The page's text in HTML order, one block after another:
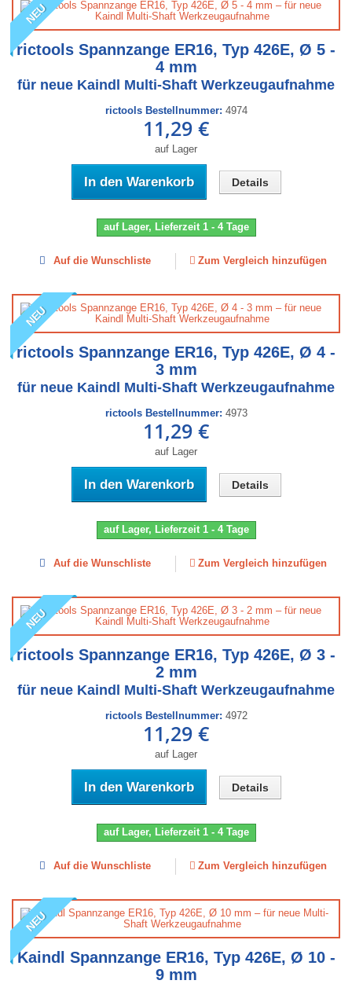
NEU
rictools Spannzange ER16, Typ 426E, Ø 5 -
4 mm
für neue Kaindl Multi-Shaft Werkzeugaufnahme
rictools Bestellnummer: 4974
11,29 €
auf Lager
In den Warenkorb Details
auf Lager, Lieferzeit 1 - 4 Tage
Auf die Wunschliste Zum Vergleich hinzufügen
NEU
rictools Spannzange ER16, Typ 426E, Ø 4 -
3 mm
für neue Kaindl Multi-Shaft Werkzeugaufnahme
rictools Bestellnummer: 4973
11,29 €
auf Lager
In den Warenkorb Details
auf Lager, Lieferzeit 1 - 4 Tage
Auf die Wunschliste Zum Vergleich hinzufügen
NEU
rictools Spannzange ER16, Typ 426E, Ø 3 -
2 mm
für neue Kaindl Multi-Shaft Werkzeugaufnahme
rictools Bestellnummer: 4972
11,29 €
auf Lager
In den Warenkorb Details
auf Lager, Lieferzeit 1 - 4 Tage
Auf die Wunschliste Zum Vergleich hinzufügen
NEU
Kaindl Spannzange ER16, Typ 426E, Ø 10 -
9 mm